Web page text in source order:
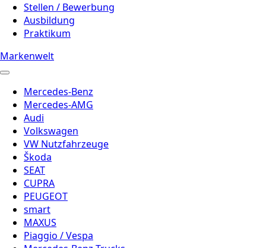
Stellen / Bewerbung
Ausbildung
Praktikum
Markenwelt
Mercedes-Benz
Mercedes-AMG
Audi
Volkswagen
VW Nutzfahrzeuge
Škoda
SEAT
CUPRA
PEUGEOT
smart
MAXUS
Piaggio / Vespa